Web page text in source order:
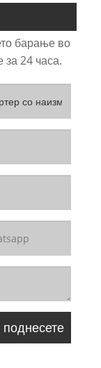
барање во
24 часа.